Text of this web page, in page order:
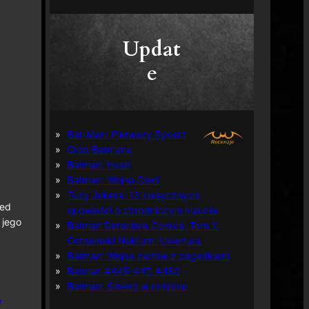
jego
Updat
e
Bat-Man: Pierwszy Rycerz
Grób Batmana
Batman: Hush
Batman: Wojna Cieni
Tuzy Jokera: 13 klasycznych
opowieści o zbrodniczym klaunie
Batman Detective Comics, Tom 1:
Gothamski Nokturn: Uwertura
Batman: Wojna żartów z zagadkami
Batman #445-447, #480
Batman: Śmierć w rodzinie